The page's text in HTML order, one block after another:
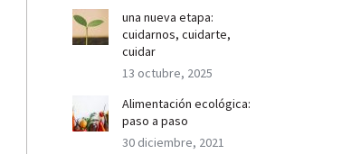
una nueva etapa:
cuidarnos, cuidarte,
cuidar
13 octubre, 2025
Alimentación ecológica:
paso a paso
30 diciembre, 2021